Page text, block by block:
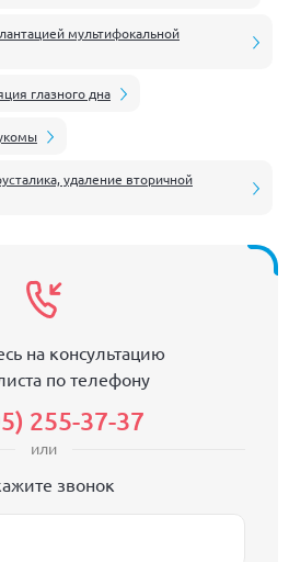
мультифокальной
глазного дна
удаление вторичной
на консультацию
по телефону
255-37-37
или
звонок